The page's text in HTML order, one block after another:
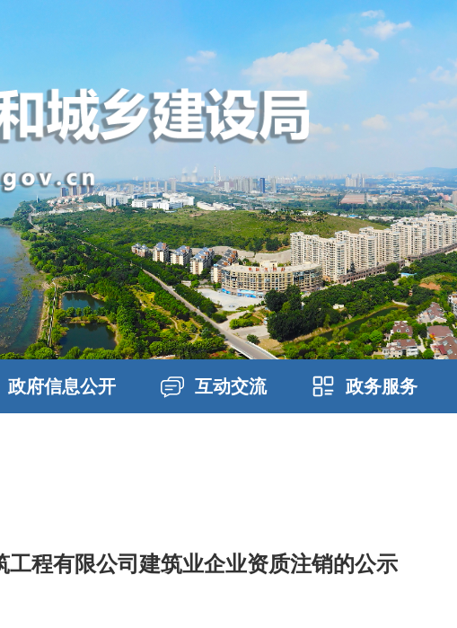
政府信息公开 互动交流 政务服务
工程有限公司建筑业企业资质注销的公示